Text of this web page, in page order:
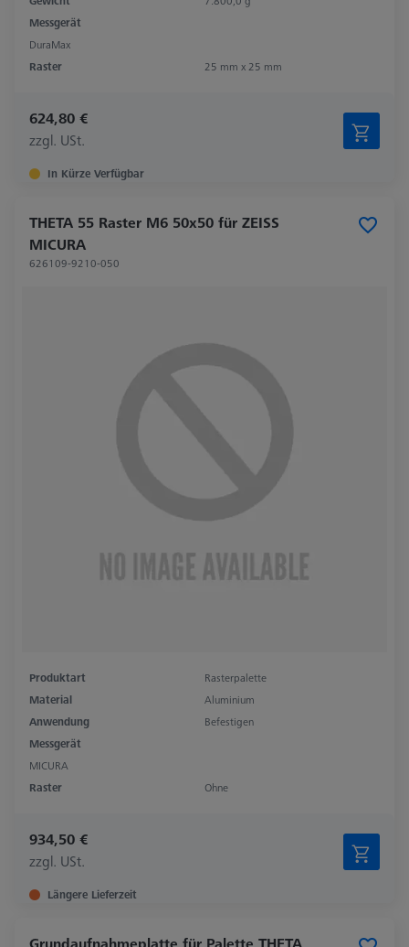
Messgerät
DuraMax
Raster
25 mm x 25 mm
624,80 €
zzgl. USt.
In Kürze Verfügbar
THETA 55 Raster M6 50x50 für ZEISS
MICURA
626109-9210-050
Produktart
Rasterpalette
Material
Aluminium
Anwendung
Befestigen
Messgerät
MICURA
Raster
Ohne
934,50 €
zzgl. USt.
Längere Lieferzeit